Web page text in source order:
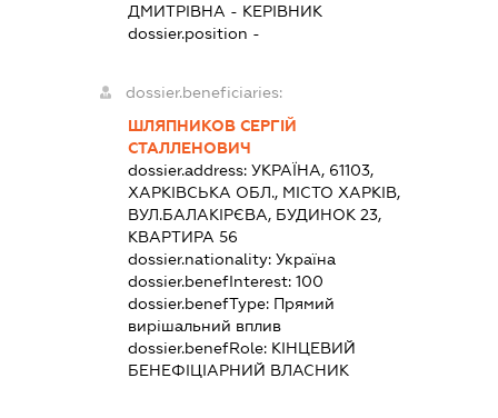
ДМИТРІВНА - КЕРІВНИК
dossier.position -
dossier.beneficiaries:
ШЛЯПНИКОВ СЕРГІЙ
СТАЛЛЕНОВИЧ
dossier.address: УКРАЇНА, 61103,
ХАРКІВСЬКА ОБЛ., МІСТО ХАРКІВ,
ВУЛ.БАЛАКІРЄВА, БУДИНОК 23,
КВАРТИРА 56
dossier.nationality: Україна
dossier.benefInterest: 100
dossier.benefType: Прямий
вирішальний вплив
dossier.benefRole: КІНЦЕВИЙ
БЕНЕФІЦІАРНИЙ ВЛАСНИК